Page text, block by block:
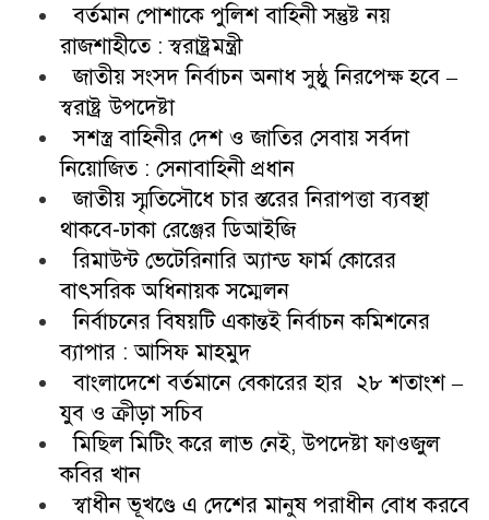
বর্তমান পোশাকে পুলিশ বাহিনী সন্তুষ্ট নয়
রাজশাহীতে : স্বরাষ্ট্রমন্ত্রী
জাতীয় সংসদ নির্বাচন অনাধ সুষ্ঠু নিরপেক্ষ হবে –
স্বরাষ্ট্র উপদেষ্টা
সশস্ত্র বাহিনীর দেশ ও জাতির সেবায় সর্বদা
নিয়োজিত : সেনাবাহিনী প্রধান
জাতীয় স্মৃতিসৌধে চার স্তরের নিরাপত্তা ব্যবস্থা
থাকবে-ঢাকা রেঞ্জের ডিআইজি
রিমাউন্ট ভেটেরিনারি অ্যান্ড ফার্ম কোরের
বাৎসরিক অধিনায়ক সম্মেলন
নির্বাচনের বিষয়টি একান্তই নির্বাচন কমিশনের
ব্যাপার : আসিফ মাহমুদ
বাংলাদেশে বর্তমানে বেকারের হার ২৮ শতাংশ –
যুব ও ক্রীড়া সচিব
মিছিল মিটিং করে লাভ নেই, উপদেষ্টা ফাওজুল
কবির খান
স্বাধীন ভূখণ্ডে এ দেশের মানুষ পরাধীন বোধ করবে